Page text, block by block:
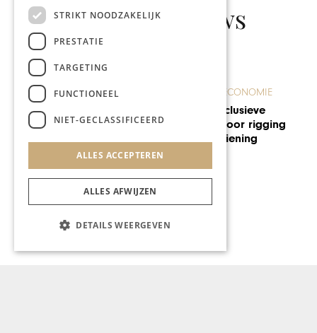
Gerelateerd nieuws
ONDERNEMEN & ECONOMIE
Delfin Executives vertelt over
vacature toppositie
MediReva
STRIKT NOODZAKELIJK
PRESTATIE
TARGETING
FUNCTIONEEL
NIET-GECLASSIFICEERD
ALLES ACCEPTEREN
ALLES AFWIJZEN
DETAILS WEERGEVEN